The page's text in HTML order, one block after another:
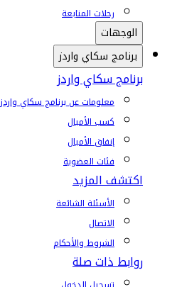
رحلات المتابعة
الوجهات
برنامج سكاي واردز
برنامج سكاي واردز
معلومات عن برنامج سكاي واردز
كسب الأميال
إنفاق الأميال
فئات العضوية
اكتشف المزيد
الأسئلة الشائعة
الاتصال
الشروط والأحكام
روابط ذات صلة